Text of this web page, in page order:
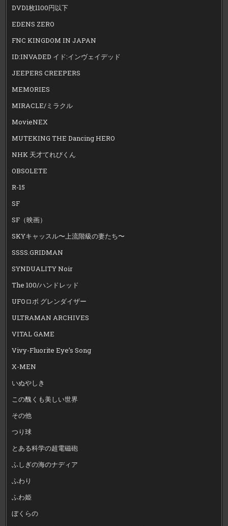
DVD1枚1100円以下
EDENS ZERO
FNC KINGDOM IN JAPAN
ID:INVADED イド:インヴェイデッド
JEEPERS CREEPERS
MEMORIES
MIRACLE/ミラクル
MovieNEX
MUTEKING THE Dancing HERO
NHK 天才てれびくん
OBSOLETE
R-15
SF
SF（映画）
SKYキャッスル〜上流階級の妻たち〜
SSSS.GRIDMAN
SYNDUALITY Noir
The 100/ハンドレッド
UFOロボ グレンダイザー
ULTRAMAN ARCHIVES
VITAL GAME
Vivy-Fluorite Eye’s Song
X-MEN
いぬやしき
この醜くも美しい世界
その他
つり球
とある科学の超電磁砲
ふしぎの海のナディア
ふわり
ふわ姫
ぼくらの